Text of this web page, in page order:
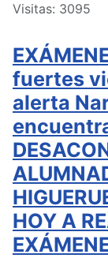
Visitas: 3095
fuertes
alerta
HOY A